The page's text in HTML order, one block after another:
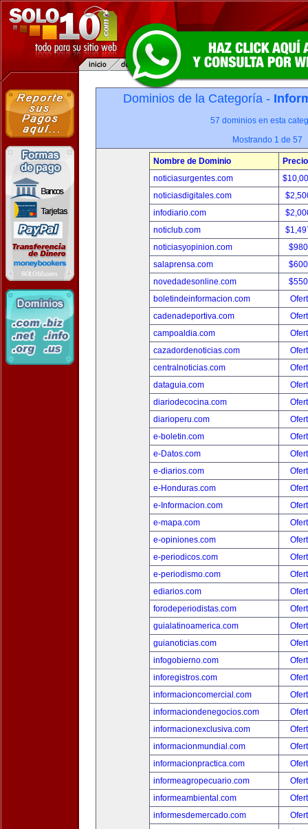
Dominios de la Categoría -
57 dominios en esta
Mostrando 1 de 57
Nombre de Dominio
Precio
noticiasurgentes.com
noticiasdigitales.com
infodiario.com
noticlub.com
noticiasyopinion.com
salaprensa.com
novedadesonline.com
boletindeinformacion.com
cadenadeportiva.com
campoaldia.com
cazadordenoticias.com
centralnoticias.com
dataguia.com
diariodecocina.com
diarioperu.com
e-boletin.com
e-Datos.com
e-diarios.com
e-Honduras.com
e-Informacion.com
e-mapa.com
e-opiniones.com
e-periodicos.com
e-periodismo.com
ediarios.com
forodeperiodistas.com
guialatinoamerica.com
guianoticias.com
infogobierno.com
inforegistros.com
informacioncomercial.com
informaciondenegocios.com
informacionexclusiva.com
informacionmundial.com
informacionpractica.com
informeagropecuario.com
informeambiental.com
informesdemercado.com